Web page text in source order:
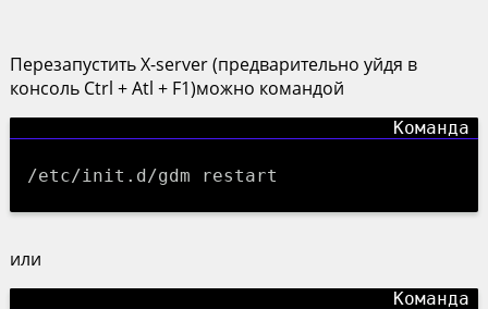
Перезапустить X-server (предварительно уйдя в
консоль Ctrl + Atl + F1)можно командой
/etc/init.d/gdm restart
или